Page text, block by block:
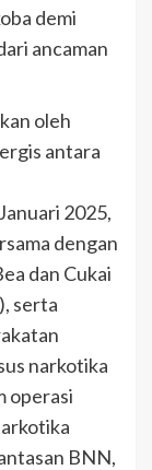
demi
ancaman
oleh
antara
2025,
dengan
dan Cukai
serta
narkotika
operasi
BNN,